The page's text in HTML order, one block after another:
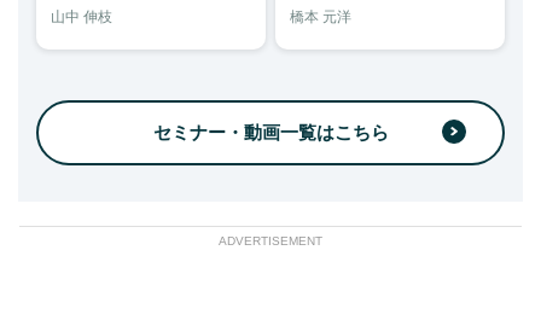
山中 伸枝 橋本 元洋
セミナー・動画一覧はこちら
ADVERTISEMENT